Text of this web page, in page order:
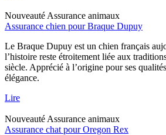
Nouveauté Assurance animaux
Assurance chien pour Braque Dupuy
Le Braque Dupuy est un chien français
l’histoire reste étroitement liée aux
siècle. Apprécié à l’origine pour ses
élégance.
Lire
Nouveauté Assurance animaux
Assurance chat pour Oregon Rex